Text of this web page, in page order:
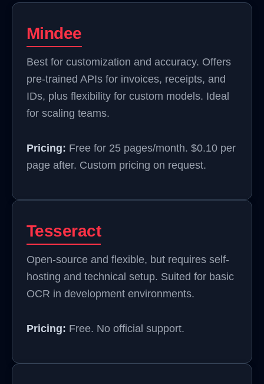
Mindee
Best for customization and accuracy. Offers
pre-trained APIs for invoices, receipts, and
IDs, plus flexibility for custom models. Ideal
for scaling teams.
Pricing: Free for 25 pages/month. $0.10 per
page after. Custom pricing on request.
Tesseract
Open-source and flexible, but requires self-
hosting and technical setup. Suited for basic
OCR in development environments.
Pricing: Free. No official support.